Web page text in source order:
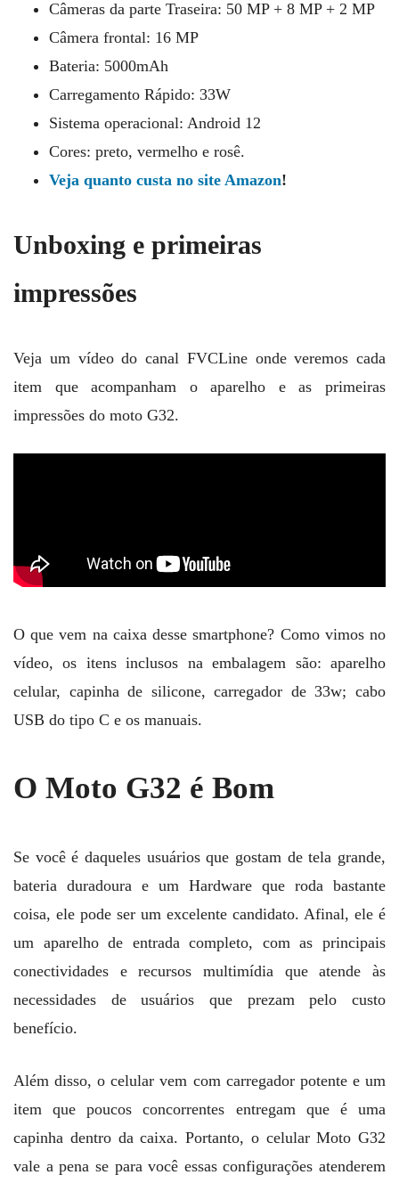
Câmeras da parte Traseira: 50 MP + 8 MP + 2 MP
Câmera frontal: 16 MP
Bateria: 5000mAh
Carregamento Rápido: 33W
Sistema operacional: Android 12
Cores: preto, vermelho e rosê.
Veja quanto custa no site Amazon!
Unboxing e primeiras
impressões
Veja um vídeo do canal FVCLine onde veremos cada
item que acompanham o aparelho e as primeiras
impressões do moto G32.
O que vem na caixa desse smartphone? Como vimos no
vídeo, os itens inclusos na embalagem são: aparelho
celular, capinha de silicone, carregador de 33w; cabo
USB do tipo C e os manuais.
O Moto G32 é Bom
Se você é daqueles usuários que gostam de tela grande,
bateria duradoura e um Hardware que roda bastante
coisa, ele pode ser um excelente candidato. Afinal, ele é
um aparelho de entrada completo, com as principais
conectividades e recursos multimídia que atende às
necessidades de usuários que prezam pelo custo
benefício.
Além disso, o celular vem com carregador potente e um
item que poucos concorrentes entregam que é uma
capinha dentro da caixa. Portanto, o celular Moto G32
vale a pena se para você essas configurações atenderem